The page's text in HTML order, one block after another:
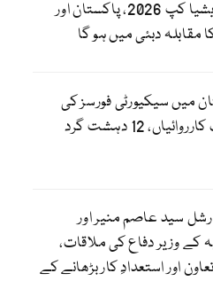
ویمنز ایشیا کپ 2026، پاکستان اور
مقابلہ دبئی میں ہو گا
میں سیکیورٹی فورسز کی
کامیاب کارروائیاں، 12 دہشت گرد
سید عاصم منیر اور
کے وزیر دفاع کی ملاقات،
اور استعدادِ کار بڑھانے کے